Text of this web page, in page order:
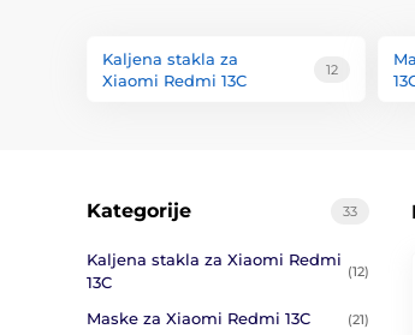
Kaljena stakla za
Xiaomi Redmi 13C
12
33
Kategorije
Kaljena stakla za Xiaomi Redmi
13C
(12)
Maske za Xiaomi Redmi 13C (21)